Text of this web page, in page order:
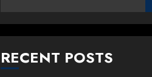
RECENT POSTS